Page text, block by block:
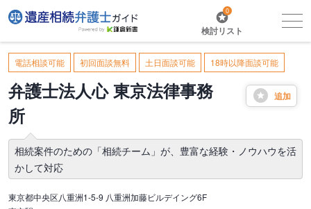
0
検討リスト
電話相談可能 初回面談無料 土日面談可能 18時以降面談可能
追加
弁護士法人心 東京法律事務
所
相続案件のための「相続チーム」が、豊富な経験・ノウハウを活
かして対応
東京都中央区八重洲1-5-9 八重洲加藤ビルデイング6F